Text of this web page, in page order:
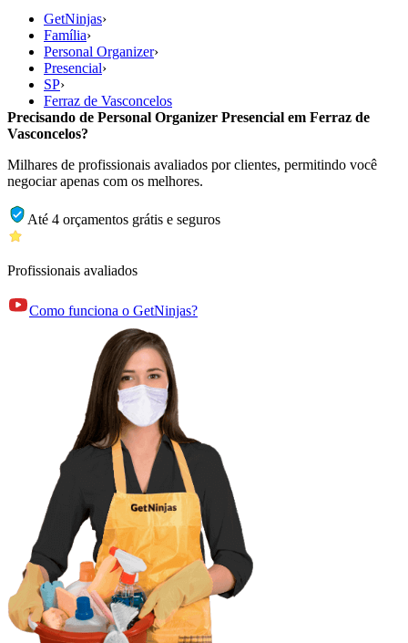
GetNinjas›
Família›
Personal Organizer›
Presencial›
SP›
Ferraz de Vasconcelos
Precisando de Personal Organizer Presencial em Ferraz de
Vasconcelos?
Milhares de profissionais avaliados por clientes, permitindo você
negociar apenas com os melhores.
Até 4 orçamentos grátis e seguros
Profissionais avaliados
Como funciona o GetNinjas?